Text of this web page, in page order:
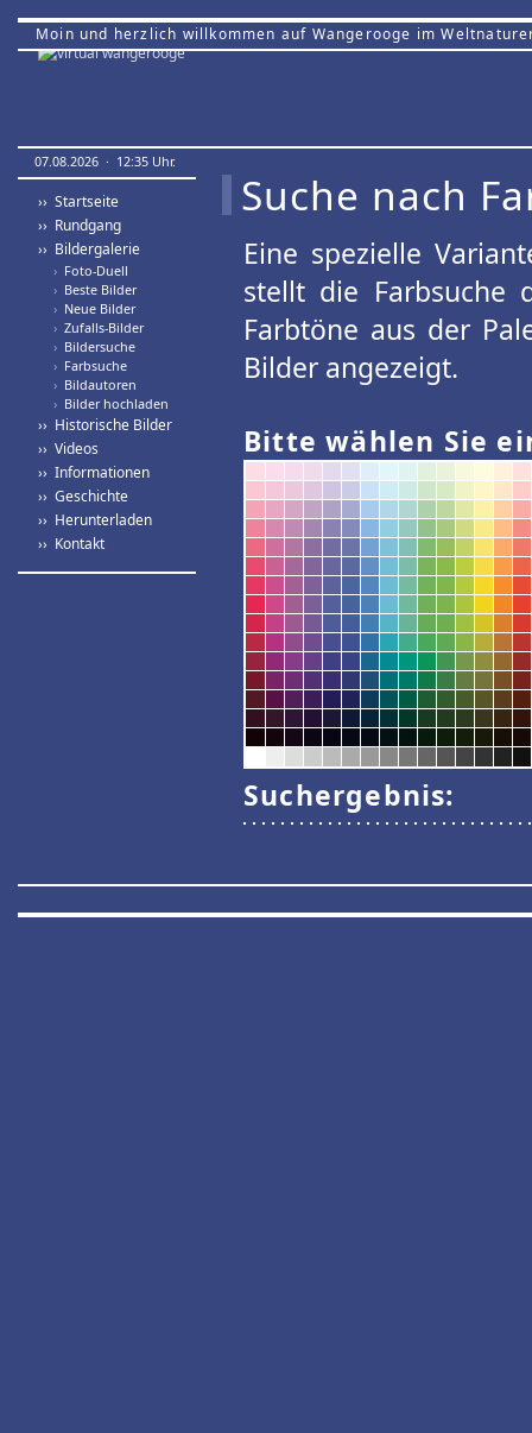
Moin und herzlich willkommen auf Wangerooge im
07.08.2026 · 12:35 Uhr.
›› Startseite
›› Rundgang
›› Bildergalerie
› Foto-Duell
› Beste Bilder
› Neue Bilder
› Zufalls-Bilder
› Bildersuche
› Farbsuche
› Bildautoren
› Bilder hochladen
›› Historische Bilder
›› Videos
›› Informationen
›› Geschichte
›› Herunterladen
›› Kontakt
Suche nach
Eine spezielle
stellt die Farbsuche
Farbtöne aus der
Bilder angezeigt.
Bitte wählen Sie
Suchergebnis: